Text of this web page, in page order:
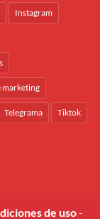
Instagram
marketing
Telegrama Tiktok
de uso-